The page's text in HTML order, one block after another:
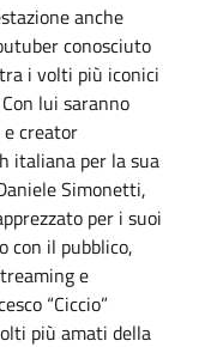
anche
conosciuto
i volti più iconici
lui saranno
creator
italiana per la sua
Simonetti,
per i suoi
con il pubblico,
e
“Ciccio”
più amati della